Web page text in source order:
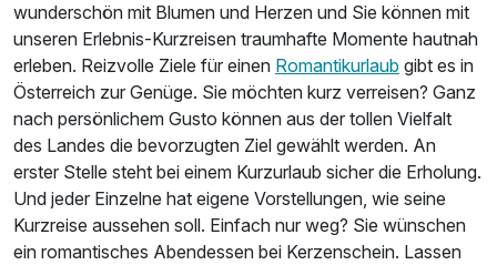
wunderschön mit Blumen und Herzen und Sie können mit
unseren Erlebnis-Kurzreisen traumhafte Momente hautnah
erleben. Reizvolle Ziele für einen Romantikurlaub gibt es in
Österreich zur Genüge. Sie möchten kurz verreisen? Ganz
nach persönlichem Gusto können aus der tollen Vielfalt
des Landes die bevorzugten Ziel gewählt werden. An
erster Stelle steht bei einem Kurzurlaub sicher die Erholung.
Und jeder Einzelne hat eigene Vorstellungen, wie seine
Kurzreise aussehen soll. Einfach nur weg? Sie wünschen
ein romantisches Abendessen bei Kerzenschein. Lassen